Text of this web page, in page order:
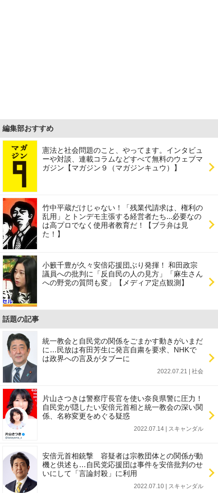
編集部おすすめ
憲法と社会問題のこと、やってます。インタビュ
ーや対談、連載コラムなどすべて無料のウェブマ
ガジン【マガジン９（マガジンキュウ）】
竹中平蔵だけじゃない！「残業代請求は、権利の
乱用」とトンデモ主張する経営者たち...必要なの
は高プロでなく使用者教育だ！【ブラ弁は見
た！】
小籔千豊が久々安倍応援団ぶり発揮！ 和田政宗
議員への批判に「反自民の人の見方」「麻生さん
への野党の質問も変」【メディア定点観測】
話題の記事
統一教会と自民党の関係をごまかす動きがいまだ
に…民放は有田芳生に発言自粛を要求、NHKで
は政界への言及がタブーに
2022.07.21 | 社会
片山さつきは警察庁長官を使い奈良県警に圧力！
自民党が隠したい安倍元首相と統一教会の深い関
係、名称変更をめぐる疑惑
2022.07.14 | スキャンダル
安倍元首相銃撃 容疑者は宗教団体との関係が動
機と供述も…自民党応援団は事件を安倍批判のせ
いにして「言論封殺」に利用
2022.07.10 | スキャンダル